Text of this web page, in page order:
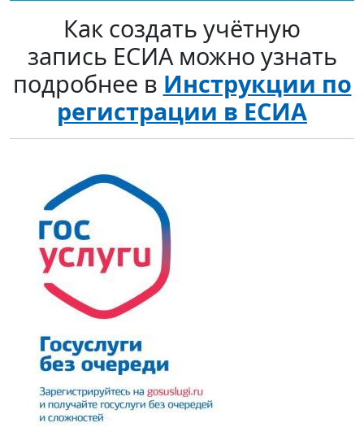
Как создать учётную
запись ЕСИА можно узнать
подробнее в Инструкции по
регистрации в ЕСИА